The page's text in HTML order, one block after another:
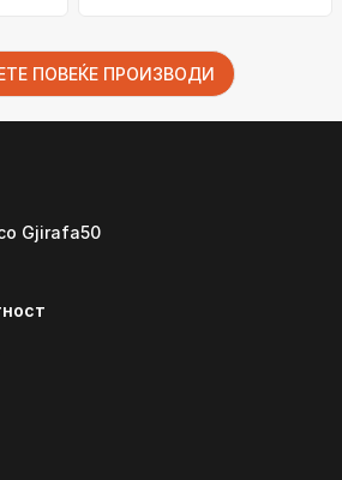
ПОВЕЌЕ ПРОИЗВОДИ
Gjirafa50